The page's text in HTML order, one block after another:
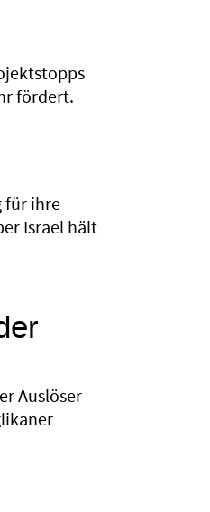
fördert.
für ihre
Israel hält
Auslöser